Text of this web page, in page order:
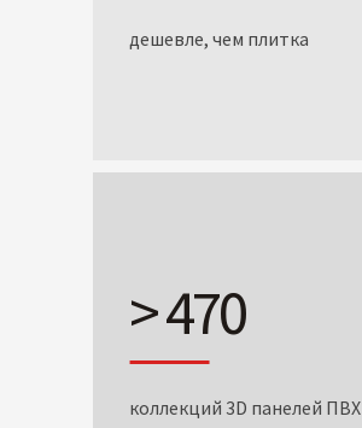
дешевле, чем плитка
> 470
коллекций 3D панелей ПВХ